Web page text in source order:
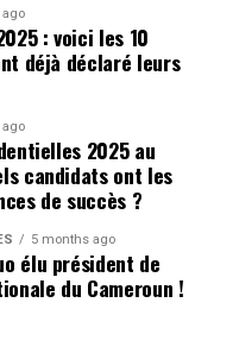
ago
: voici les 10
déjà déclaré leurs
ago
2025 au
candidats ont les
de succès ?
5 months ago
élu président de
du Cameroun !